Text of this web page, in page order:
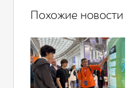
Похожие новости